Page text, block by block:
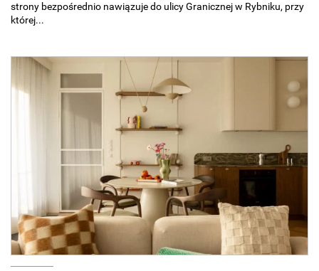
strony bezpośrednio nawiązuje do ulicy Granicznej w Rybniku, przy
której...